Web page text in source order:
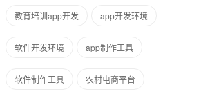
教育培训app开发 app开发环境
软件开发环境 app制作工具
软件制作工具 农村电商平台